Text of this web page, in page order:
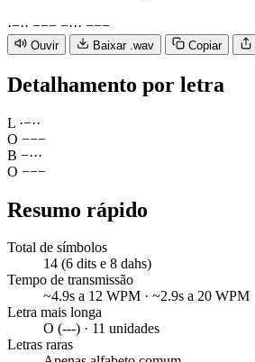
·−·· −−− −··· −−−
Ouvir Baixar .wav Copiar
Detalhamento por letra
L ·−··
O −−−
B −···
O −−−
Resumo rápido
Total de símbolos
14 (6 dits e 8 dahs)
Tempo de transmissão
~4.9s a 12 WPM · ~2.9s a 20 WPM
Letra mais longa
O (---) · 11 unidades
Letras raras